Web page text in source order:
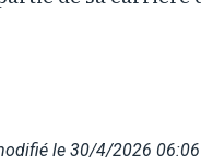
le 30/4/2026 06:06